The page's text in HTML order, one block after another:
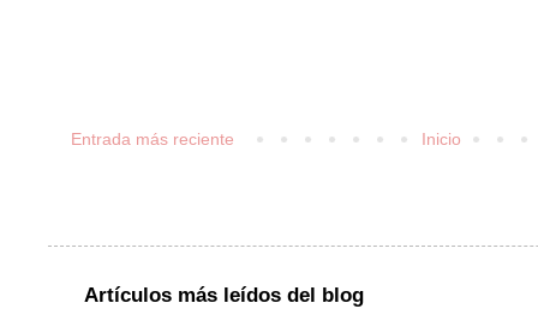
Entrada más reciente Inicio
Artículos más leídos del blog